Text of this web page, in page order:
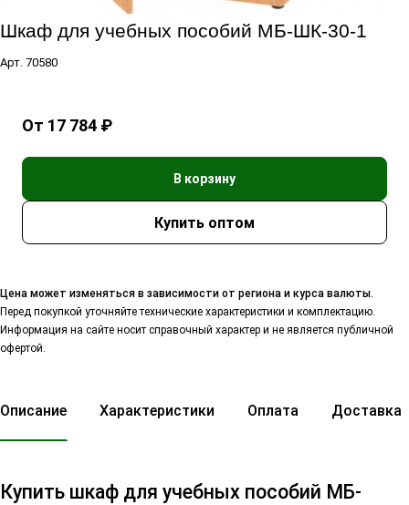
Шкаф для учебных пособий МБ-ШК-30-1
Арт. 70580
От 17 784 ₽
В корзину
Цена может изменяться в зависимости от региона и курса валюты.
Перед покупкой уточняйте технические характеристики и комплектацию.
Информация на сайте носит справочный характер и не является публичной
офертой.
Описание Характеристики Оплата Доставка
Купить шкаф для учебных пособий МБ-